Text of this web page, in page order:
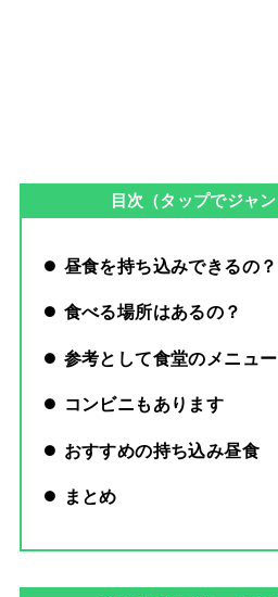
目次（タップでジャン
昼食を持ち込みできるの？
食べる場所はあるの？
参考として食堂のメニュー
コンビニもあります
おすすめの持ち込み昼食
まとめ